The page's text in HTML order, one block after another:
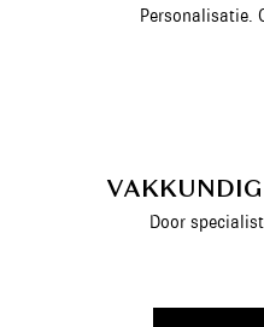
Personalisatie.
Door